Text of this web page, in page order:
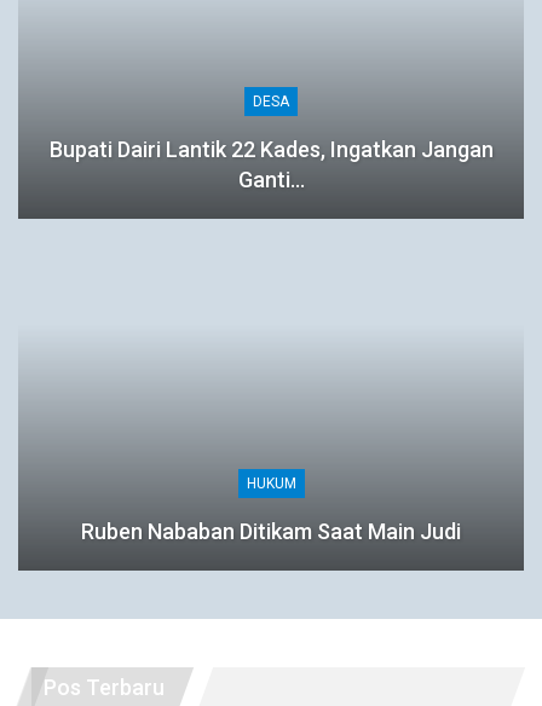
DESA
Bupati Dairi Lantik 22 Kades, Ingatkan Jangan
Ganti…
HUKUM
Ruben Nababan Ditikam Saat Main Judi
Pos Terbaru